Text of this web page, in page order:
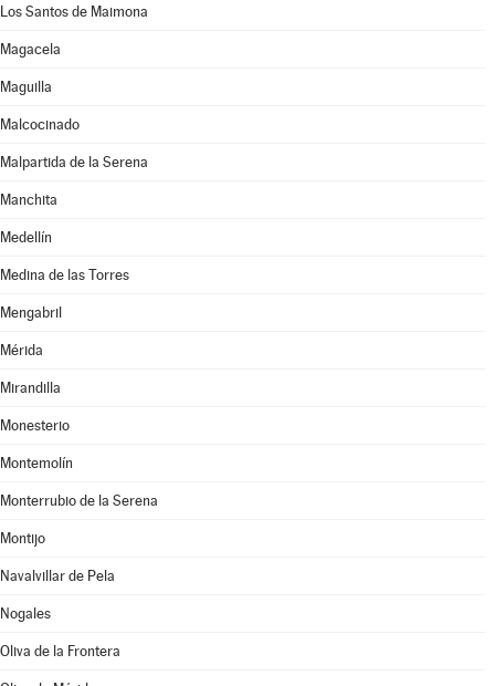
Los Santos de Maimona
Magacela
Maguilla
Malcocinado
Malpartida de la Serena
Manchita
Medellín
Medina de las Torres
Mengabril
Mérida
Mirandilla
Monesterio
Montemolín
Monterrubio de la Serena
Montijo
Navalvillar de Pela
Nogales
Oliva de la Frontera